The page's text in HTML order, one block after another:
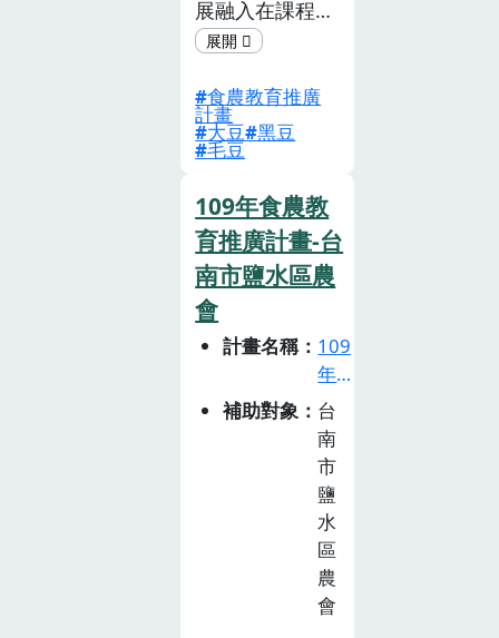
說，將以上資源
盤點設計出「吹
霧」故 事繪
本，由淺易入的
完整介紹 佳冬
鄉農會_透紅佳
人品牌創立及衍
伸豐厚的地方創
造力。
動
止)
展融入在課程
中，讓在地或從
在離嘉義縣時，
能對嘉義縣在地
農 特產有所認
產主要產地都在
嘉義縣，藉由課
程的融入，讓學
生 能從小到大
去放眼全台的農
業現況與建構正
確的食農觀念。
3. 藉由與在地農
場合作過程，建
構在地可長期推
教育學習網絡。
食農教育推廣
計畫
大豆 黑豆
毛豆
109年食農教
育推廣計畫-台
南市鹽水區農
會
計畫名稱
109
年
食
農
教
育
推
廣
計
畫
徵
補助對象
台
南
市
鹽
水
區
農
會